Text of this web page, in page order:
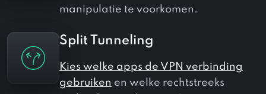
manipulatie te voorkomen.
Split Tunneling
Kies welke apps de VPN verbinding
gebruiken en welke rechtstreeks